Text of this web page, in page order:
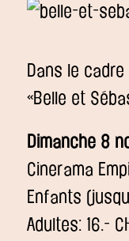
Dans le
«Belle et
Dimanche 8
Cinerama
Enfants
Adultes: 16.-